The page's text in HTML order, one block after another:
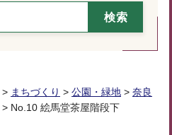
> まちづくり > 公園・緑地 > 奈良
> No.10 絵馬堂茶屋階段下